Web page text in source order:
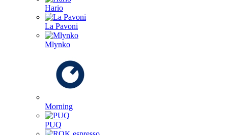
Hario
La Pavoni
Mlynko
Morning
PUQ